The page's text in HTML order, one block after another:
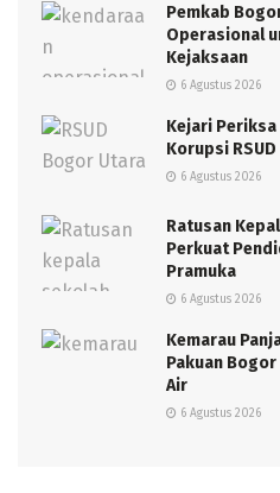
Pemkab
Operasional
Kejaksaan
6 Agustus 2026
Kejari Periksa
Korupsi
6 Agustus 2026
Ratusan
Perkuat
Pramuka
6 Agustus 2026
Kemarau
Pakuan
Air
6 Agustus 2026